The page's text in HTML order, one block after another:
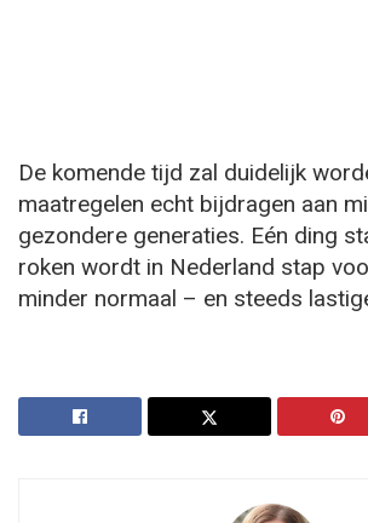
De komende tijd zal duidelijk
maatregelen echt bijdragen aan
gezondere generaties. Eén ding
roken wordt in Nederland stap
minder normaal – en steeds